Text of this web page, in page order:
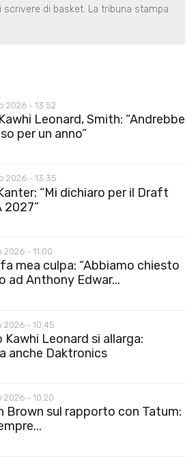
scrivere di basket. La tribuna stampa
2026 - 13:52
Leonard, Smith: “Andrebbe
per un anno”
2026 - 13:35
“Mi dichiaro per il Draft
2027”
2026 - 11:00
mea culpa: “Abbiamo chiesto
ad Anthony Edwar...
2026 - 10:45
Kawhi Leonard si allarga:
anche Daktronics
2026 - 10:20
Brown sul rapporto con Tatum: